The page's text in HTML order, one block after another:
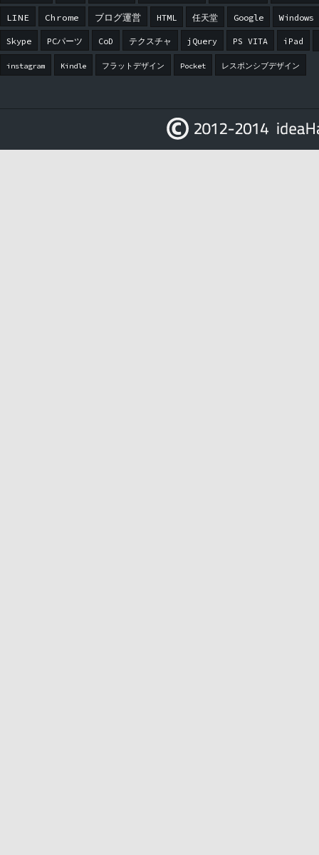
LINE Chrome ブログ運営 HTML 任天堂 Google Windows
Skype PCパーツ CoD テクスチャ jQuery PS VITA iPad
instagram Kindle フラットデザイン Pocket レスポンシブデザイン